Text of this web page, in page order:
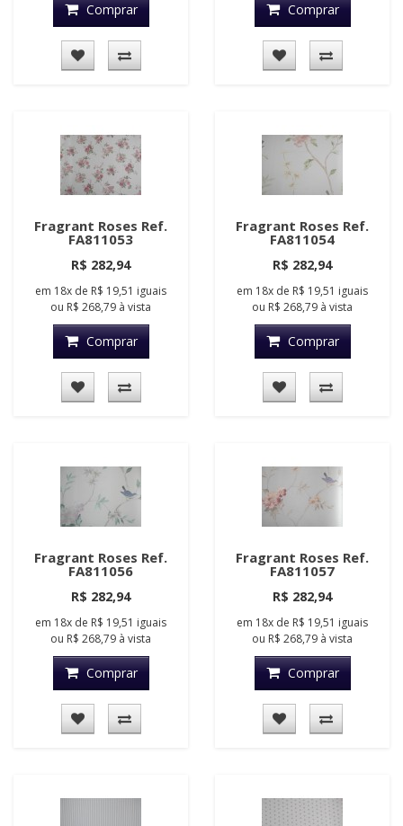
Comprar Comprar
Fragrant Roses Ref.
FA811053
R$ 282,94
em 18x de R$ 19,51 iguais
ou R$ 268,79 à vista
Comprar
Fragrant Roses Ref.
FA811054
R$ 282,94
em 18x de R$ 19,51 iguais
ou R$ 268,79 à vista
Comprar
Fragrant Roses Ref.
FA811056
R$ 282,94
em 18x de R$ 19,51 iguais
ou R$ 268,79 à vista
Comprar
Fragrant Roses Ref.
FA811057
R$ 282,94
em 18x de R$ 19,51 iguais
ou R$ 268,79 à vista
Comprar